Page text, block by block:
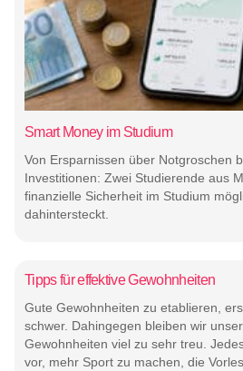
Smart Money im Studium
Von Ersparnissen über Notgroschen
Investitionen: Zwei Studierende aus
finanzielle Sicherheit im Studium
dahintersteckt.
Tipps für effektive Gewohnheiten
Gute Gewohnheiten zu etablieren,
schwer. Dahingegen bleiben wir
Gewohnheiten viel zu sehr treu.
vor, mehr Sport zu machen, die